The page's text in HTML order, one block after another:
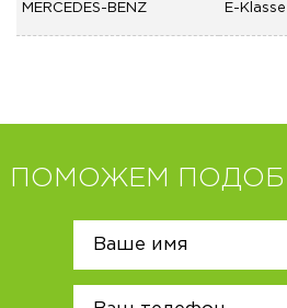
MERCEDES-BENZ E-
ПОМОЖЕМ